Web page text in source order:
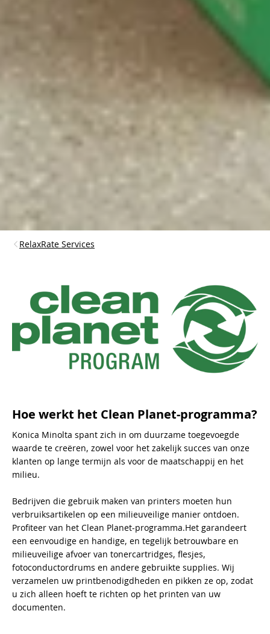
RelaxRate Services
Hoe werkt het Clean Planet-programma?
Konica Minolta spant zich in om duurzame toegevoegde
waarde te creëren, zowel voor het zakelijk succes van onze
klanten op lange termijn als voor de maatschappij en het
milieu.
Bedrijven die gebruik maken van printers moeten hun
verbruiksartikelen op een milieuveilige manier ontdoen.
Profiteer van het Clean Planet-programma.Het garandeert
een eenvoudige en handige, en tegelijk betrouwbare en
milieuveilige afvoer van tonercartridges, flesjes,
fotoconductordrums en andere gebruikte supplies. Wij
verzamelen uw printbenodigdheden en pikken ze op, zodat
u zich alleen hoeft te richten op het printen van uw
documenten.